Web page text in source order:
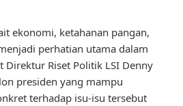
ekonomi, ketahanan pangan,
perhatian utama dalam
Direktur Riset Politik LSI Denny
presiden yang mampu
terhadap isu-isu tersebut